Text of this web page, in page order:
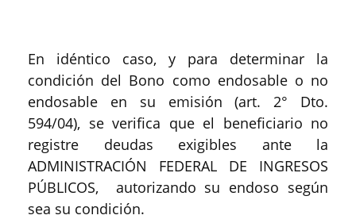
En idéntico caso, y para determinar la
condición del Bono como endosable o no
endosable en su emisión (art. 2° Dto.
594/04), se verifica que el beneficiario no
registre deudas exigibles ante la
ADMINISTRACIÓN FEDERAL DE INGRESOS
PÚBLICOS, autorizando su endoso según
sea su condición.